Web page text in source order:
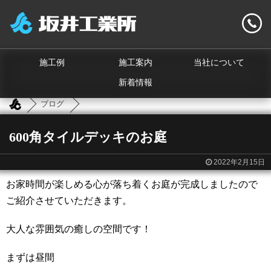
施工例 施工案内 当社について
新着情報
ブログ
600角タイルデッキのお庭
2022年2月15日
お家時間が楽しめる心が落ち着くお庭が完成しましたので
ご紹介させていただきます。
大人な雰囲気の癒しの空間です！
まずは昼間